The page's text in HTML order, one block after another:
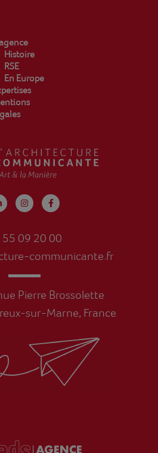
Histoire
RSE
En Europe
55 09 20 00
communicante.fr
Pierre Brossolette
sur-Marne, France